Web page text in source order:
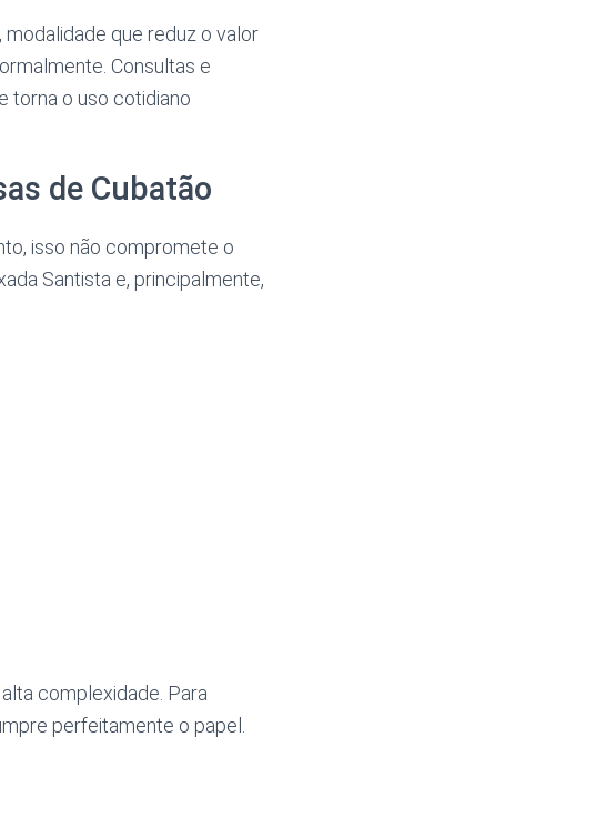
que reduz o valor
Consultas e
torna o uso cotidiano
de Cubatão
isso não compromete o
Santista e, principalmente,
complexidade. Para
perfeitamente o papel.